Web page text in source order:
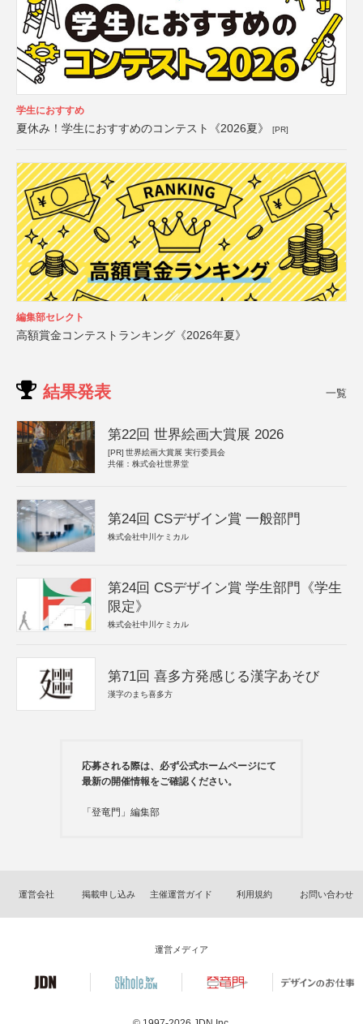
学生におすすめ
夏休み！学生におすすめのコンテスト《2026夏》 [PR]
編集部セレクト
高額賞金コンテストランキング《2026年夏》
結果発表 一覧
第22回 世界絵画大賞展 2026
[PR] 世界絵画大賞展 実行委員会
共催：株式会社世界堂
第24回 CSデザイン賞 一般部門
株式会社中川ケミカル
第24回 CSデザイン賞 学生部門《学生
限定》
株式会社中川ケミカル
第71回 喜多方発感じる漢字あそび
漢字のまち喜多方
応募される際は、必ず公式ホームページにて
最新の開催情報をご確認ください。
「登竜門」編集部
運営会社 掲載申し込み 主催運営ガイド 利用規約 お問い合わせ
運営メディア